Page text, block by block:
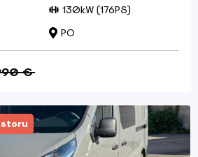
130kW (176PS)
PO
€